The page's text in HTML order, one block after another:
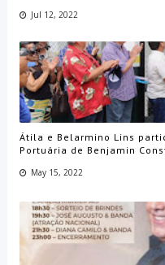
Jul 12, 2022
Átila e Belarmino Lins
Portuária de Benjamin
May 15, 2022